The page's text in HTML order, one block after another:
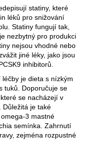
statiny, které
léků pro snižování
Statiny fungují tak,
nezbytný pro produkci
nejsou vhodné nebo
jiné léky, jako jsou
inhibitorů.
je dieta s nízkým
tuků. Doporučuje se
se nacházejí v
Důležitá je také
3 mastné
semínka. Zahrnutí
zejména rozpustné